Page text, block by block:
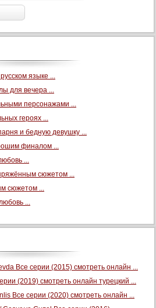
языке ...
для вечера ...
персонажами ...
героях ...
и бедную девушку ...
финалом ...
...
сюжетом ...
сюжетом ...
...
Все серии (2015) смотреть онлайн ...
(2019) смотреть онлайн турецкий ...
Все серии (2020) смотреть онлайн ...